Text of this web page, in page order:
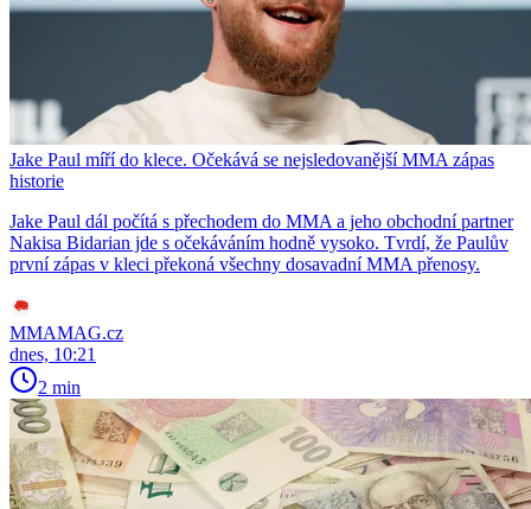
Jake Paul míří do klece. Očekává se nejsledovanější MMA zápas
historie
Jake Paul dál počítá s přechodem do MMA a jeho obchodní partner
Nakisa Bidarian jde s očekáváním hodně vysoko. Tvrdí, že Paulův
první zápas v kleci překoná všechny dosavadní MMA přenosy.
MMAMAG.cz
dnes, 10:21
2 min